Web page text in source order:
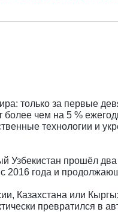
только за первые
чем на 5 %
технологии и
Узбекистан прошёл
2016 года и
Казахстана или
превратился в